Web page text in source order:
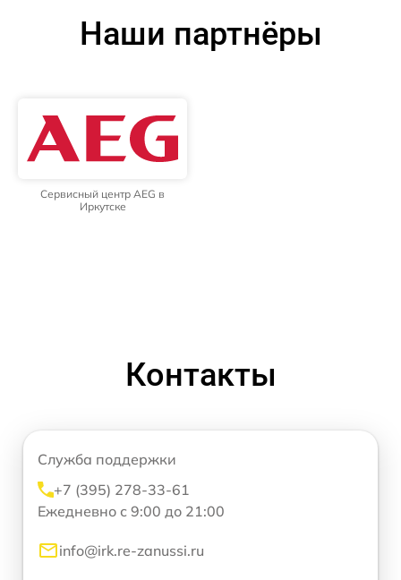
Наши партнёры
Сервисный центр AEG в
Иркутске
Контакты
Служба поддержки
+7 (395) 278-33-61
Ежедневно с 9:00 до 21:00
info@irk.re-zanussi.ru